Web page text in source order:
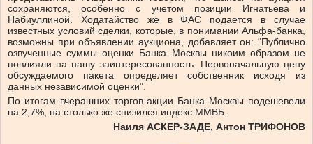
сохраняются, особенно с учетом позиции Игнатьева и
Набиуллиной. Ходатайство же в ФАС подается в случае
известных условий сделки, которые, в понимании Альфа-банка,
возможны при объявлении аукциона, добавляет он: “Публично
озвученные суммы оценки Банка Москвы никоим образом не
повлияли на нашу заинтересованность. Первоначальную цену
обсуждаемого пакета определяет собственник исходя из
данных независимой оценки”.
По итогам вчерашних торгов акции Банка Москвы подешевели
на 2,7%, на столько же снизился индекс ММВБ.
Наиля АСКЕР-ЗАДЕ, Антон ТРИФОНОВ